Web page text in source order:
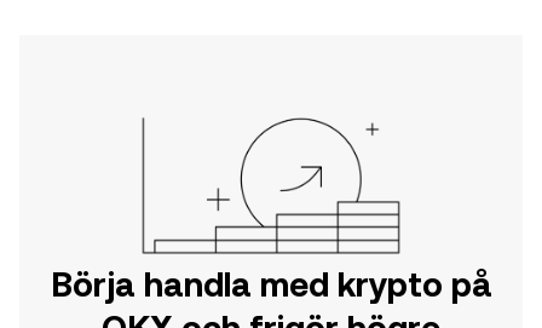
Börja handla med krypto på